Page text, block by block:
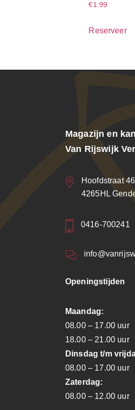
€1.99
Reserveer
Magazijn en
Van Rijswijk
Hoofdstraat 46
4265HL
0416-700241
Openingstijden
Maandag:
08.00 – 17.00 uur
18.00 – 21.00 uur
Dinsdag t/m
08.00 – 17.00 uur
Zaterdag:
08.00 – 12.00 uur